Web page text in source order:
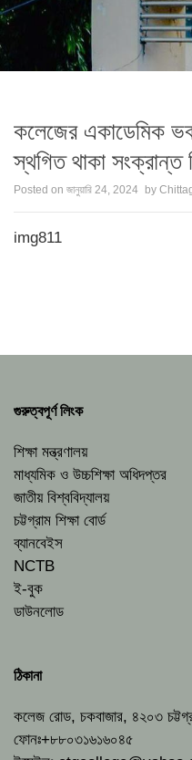
কলেজের একাডেমিক
স্থগিত থাকা সংক্রান্ত
Posted on জানুয়ারি 24, 2024 by
img811
গুরুত্বপূর্ণ লিংক
শিক্ষা মন্ত্রণালয়
মাধ্যমিক ও উচ্চশিক্ষা অধিদপ্তর
জাতীয় বিশ্ববিদ্যালয়
চট্টগ্রাম শিক্ষা বোর্ড
ব্যানবেইস
NCTB
ই-বুক
ডাউনলোড
ঠিকানা
কলেজ রোড, চকবাজার, ৪২০৩
ফোনঃ+৮৮০৩১৬১৬০৪৫